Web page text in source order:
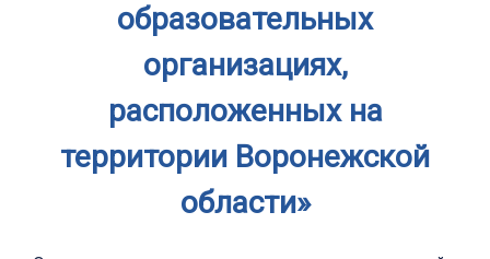
образовательных
организациях,
расположенных на
территории Воронежской
области»